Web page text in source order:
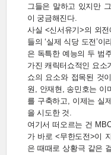
그들은 말하고 있지만
이 궁금해진다.
사실 <신서유기>의 외
들의 ‘실제 식당 도전’
은 독특한 예능의 두 범
가진 캐릭터쇼적인 요소
쇼의 요소와 접목된 것
원, 안재현, 송민호는 이
를 구축하고, 이제는 실
을 시도한 것.
여기서 떠오르는 건
가 바로 <무한도전>이
은 때때로 상황극 같은